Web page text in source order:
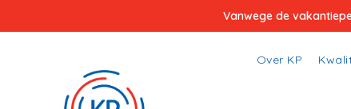
en
Vanwege de
Top
menu
Over KP